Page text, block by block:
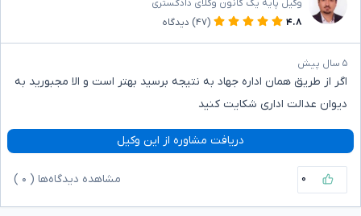
وکیل پایه یک کانون وکلای دادگستری
۴.۸
(۴۷) دیدگاه
۵ سال پیش
اگر از طریق همان اداره جهاد به نتیجه برسید بهتر است و الا مجبورید به
دیوان عدالت اداری شکایت کنید
دریافت مشاوره از این وکیل
۰ مشاهده دیدگاه‌ها ( ۰